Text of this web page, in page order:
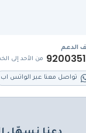
الدعم
من الأحد إلى الخميس من 9
تواصل معنا عبر الواتس اب